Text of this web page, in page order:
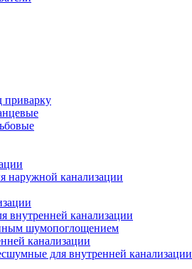
приварку
наружной канализации
внутренней канализации
шумопоглощением
канализации
для внутренней канализации